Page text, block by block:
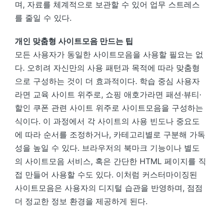
며, 자료를 체계적으로 보관할 수 있어 업무 스트레스
를 줄일 수 있다.
개인 맞춤형 사이트모음 만드는 팁
모든 사용자가 동일한 사이트모음을 사용할 필요는 없
다. 오히려 자신만의 사용 패턴과 목적에 따라 맞춤형
으로 구성하는 것이 더 효과적이다. 학습 중심 사용자
라면 교육 사이트 위주로, 쇼핑 애호가라면 패션·뷰티·
할인 쿠폰 관련 사이트 위주로 사이트모음을 구성하는
식이다. 이 과정에서 각 사이트의 사용 빈도나 중요도
에 따라 순서를 조정하거나, 카테고리별로 구분해 가독
성을 높일 수 있다. 브라우저의 북마크 기능이나 별도
의 사이트모음 서비스, 혹은 간단한 HTML 페이지를 직
접 만들어 사용할 수도 있다. 이처럼 커스터마이징된
사이트모음은 사용자의 디지털 습관을 반영하며, 점점
더 정교한 정보 환경을 제공하게 된다.